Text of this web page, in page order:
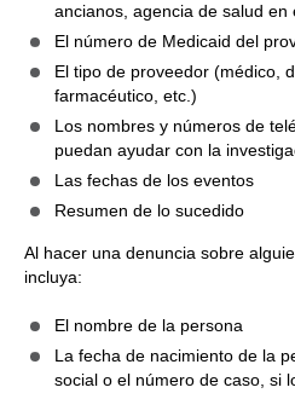
ancianos, agencia de salud en
El número de Medicaid del
El tipo de proveedor (médico,
farmacéutico, etc.)
Los nombres y números de
puedan ayudar con la
Las fechas de los eventos
Resumen de lo sucedido
Al hacer una denuncia sobre
incluya:
El nombre de la persona
La fecha de nacimiento de la
social o el número de caso, si